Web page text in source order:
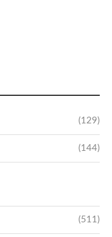
(129)
(144)
(511)